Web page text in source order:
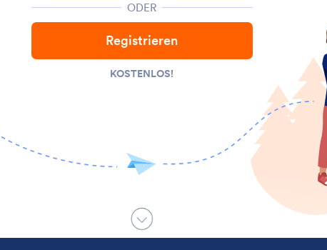
ODER
Registrieren
KOSTENLOS!